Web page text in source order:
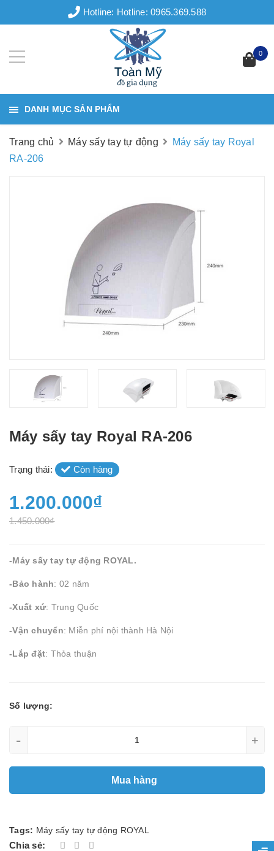
Hotline: Hotline: 0965.369.588
0
DANH MỤC SẢN PHẨM
Trang chủ Máy sấy tay tự động
Máy sấy tay Royal
RA-206
Máy sấy tay Royal RA-206
Trạng thái: Còn hàng
1.200.000₫
1.450.000₫
-Máy sấy tay tự động ROYAL.
-Bảo hành: 02 năm
-Xuất xứ: Trung Quốc
-Vận chuyển: Miễn phí nội thành Hà Nội
-Lắp đặt: Thỏa thuận
Số lượng:
- +
Mua hàng
Tags: Máy sấy tay tự động ROYAL
Chia sẻ: